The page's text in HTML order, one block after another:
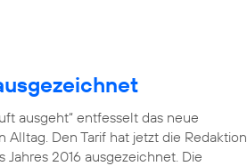
ausgeht“ entfesselt das neue
Den Tarif hat jetzt die Redaktion
2016 ausgezeichnet. Die